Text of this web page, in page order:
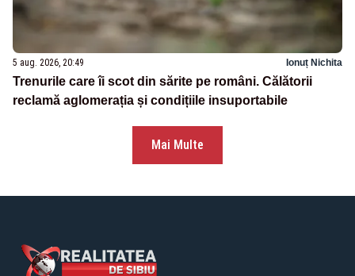
5 aug. 2026, 20:49 Ionuț Nichita
Trenurile care îi scot din sărite pe români. Călătorii
reclamă aglomerația și condițiile insuportabile
Mai Multe